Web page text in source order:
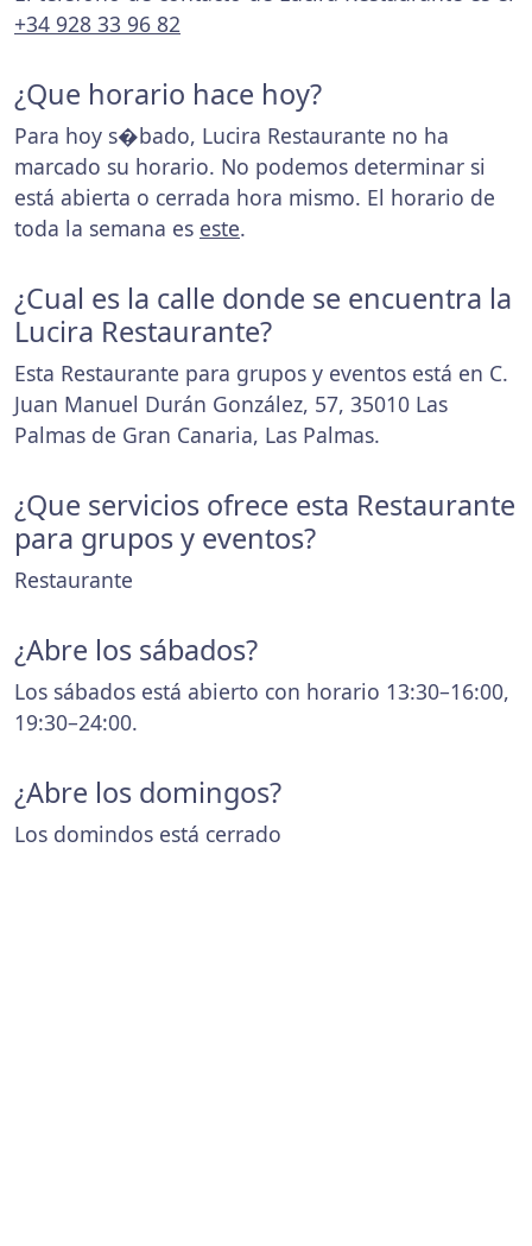
+34 928 33 96 82
¿Que horario hace hoy?
Para hoy s�bado, Lucira Restaurante no ha
marcado su horario. No podemos determinar si
está abierta o cerrada hora mismo. El horario de
toda la semana es este.
¿Cual es la calle donde se encuentra la
Lucira Restaurante?
Esta Restaurante para grupos y eventos está en C.
Juan Manuel Durán González, 57, 35010 Las
Palmas de Gran Canaria, Las Palmas.
¿Que servicios ofrece esta Restaurante
para grupos y eventos?
Restaurante
¿Abre los sábados?
Los sábados está abierto con horario 13:30–16:00,
19:30–24:00.
¿Abre los domingos?
Los domindos está cerrado